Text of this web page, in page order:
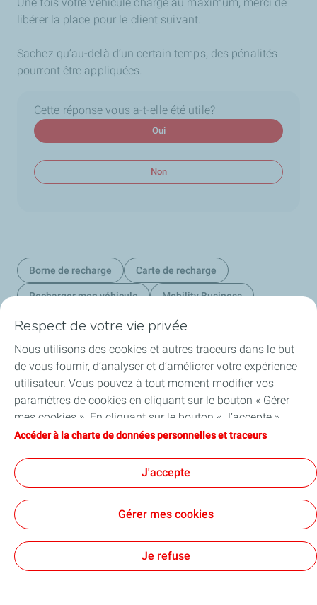
libérer la place pour le client suivant.
Sachez qu’au-delà d’un certain temps, des pénalités
pourront être appliquées.
Cette réponse vous a-t-elle été utile?
Oui
Non
Borne de recharge Carte de recharge
Recharger mon véhicule Mobility Business
Nos secteurs au Luxembourg
Nos produits
Liens utiles
Politique de confidentialité
Respect de votre vie privée
Nous utilisons des cookies et autres traceurs dans le but
de vous fournir, d’analyser et d’améliorer votre expérience
utilisateur. Vous pouvez à tout moment modifier vos
paramètres de cookies en cliquant sur le bouton « Gérer
mes cookies ». En cliquant sur le bouton « J’accepte »,
vous acceptez le dépôt de l’ensemble des cookies. Dans le
techniques nécessaires au bon fonctionnement du site
seront utilisés. Pour plus d’informations, vous pouvez
consulter la page « Charte de données personnelles et
traceurs ».
Accéder à la charte de données personnelles et traceurs
J'accepte
Gérer mes cookies
Je refuse